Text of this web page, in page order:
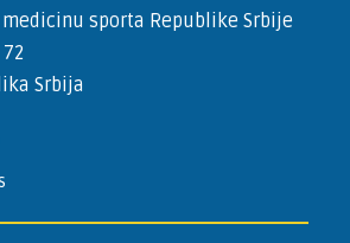
sporta Republike Srbije
Srbija